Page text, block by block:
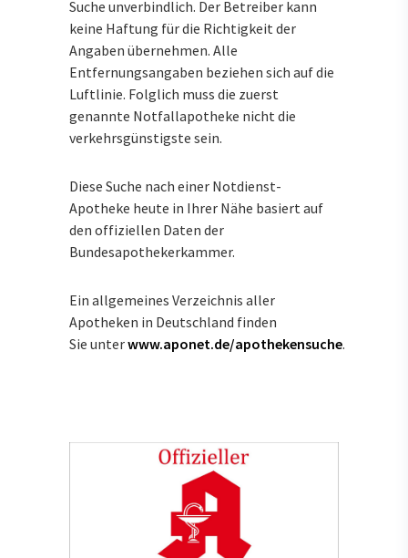
Suche unverbindlich. Der Betreiber kann
keine Haftung für die Richtigkeit der
Angaben übernehmen. Alle
Entfernungsangaben beziehen sich auf die
Luftlinie. Folglich muss die zuerst
genannte Notfallapotheke nicht die
verkehrsgünstigste sein.
Diese Suche nach einer Notdienst-
Apotheke heute in Ihrer Nähe basiert auf
den offiziellen Daten der
Bundesapothekerkammer.
Ein allgemeines Verzeichnis aller
Apotheken in Deutschland finden
Sie unterwww.aponet.de/apothekensuche.